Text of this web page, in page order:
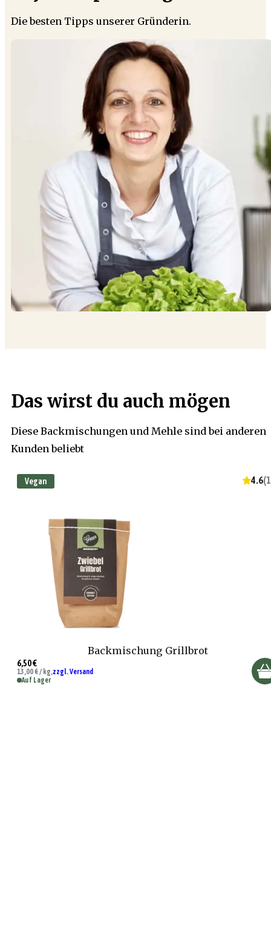
Die besten Tipps unserer Gründerin.
Das wirst du auch mögen
Diese Backmischungen und Mehle sind bei anderen
Kunden beliebt
Vegan 4.6(
Backmischung Grillbrot
6,50 €
13,00 € / kg,zzgl. Versand
Auf Lager